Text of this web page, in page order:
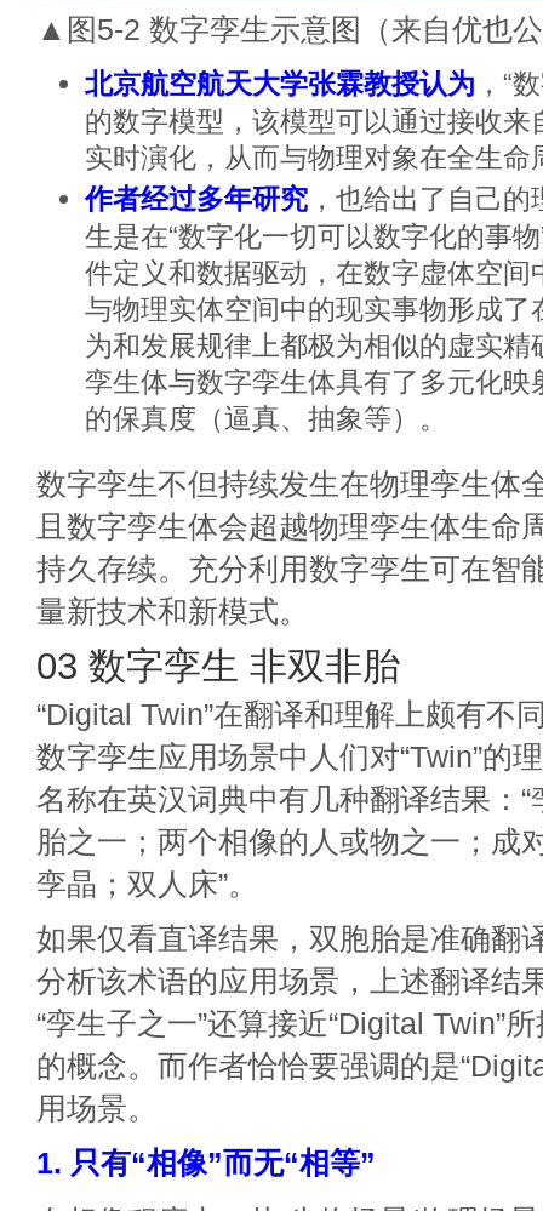
▲图5-2 数字孪生示意图（来自优也
北京航空航天大学张霖教授认为 ，“
的数字模型，该模型可以通过接收来
实时演化，从而与物理对象在全生命
作者经过多年研究 ，也给出了自己
生是在“数字化一切可以数字化的事
件定义和数据驱动，在数字虚体空间
与物理实体空间中的现实事物形成了
为和发展规律上都极为相似的虚实
孪生体与数字孪生体具有了多元化映
的保真度（逼真、抽象等）。
数字孪生不但持续发生在物理孪生体
且数字孪生体会超越物理孪生体生命
持久存续。充分利用数字孪生可在智
量新技术和新模式。
03 数字孪生 非双非胎
“Digital Twin”在翻译和理解上颇有不
数字孪生应用场景中人们对“Twin”的
名称在英汉词典中有几种翻译结果：
胎之一；两个相像的人或物之一；成
孪晶；双人床”。
如果仅看直译结果，双胞胎是准确翻
分析该术语的应用场景，上述翻译结
“孪生子之一”还算接近“Digital Twin”
的概念。而作者恰恰要强调的是
用场景。
1. 只有“相像”而无“相等”